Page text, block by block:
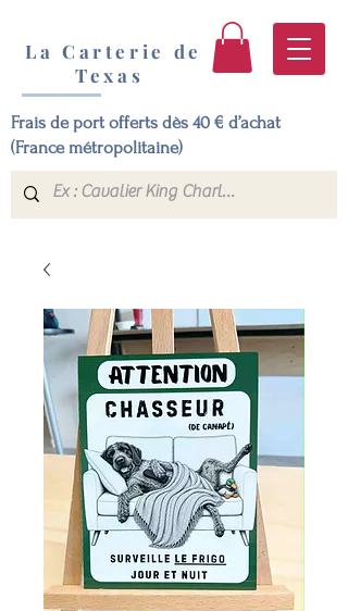
La Carterie de
Texas
Frais de port offerts dès 40 € d’achat
(France métropolitaine)